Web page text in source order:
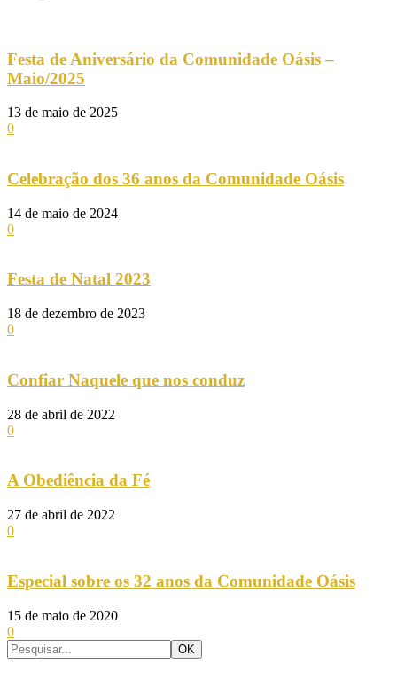
Festa de Aniversário da Comunidade Oásis –
Maio/2025
13 de maio de 2025
0
Celebração dos 36 anos da Comunidade Oásis
14 de maio de 2024
0
Festa de Natal 2023
18 de dezembro de 2023
0
Confiar Naquele que nos conduz
28 de abril de 2022
0
A Obediência da Fé
27 de abril de 2022
0
Especial sobre os 32 anos da Comunidade Oásis
15 de maio de 2020
0